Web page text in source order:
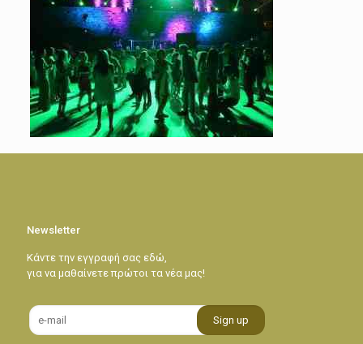
Newsletter
Κάντε την εγγραφή σας εδώ,
για να μαθαίνετε πρώτοι τα νέα μας!